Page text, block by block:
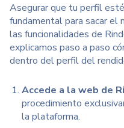
Asegurar que tu perfil
fundamental para sacar el
las funcionalidades de
explicamos paso a paso
dentro del perfil del
Accede a la web de
procedimiento
la plataforma.